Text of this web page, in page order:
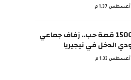
عاجل1500 قصة حب.. زفاف جماعي
الدخل في نيجيريا